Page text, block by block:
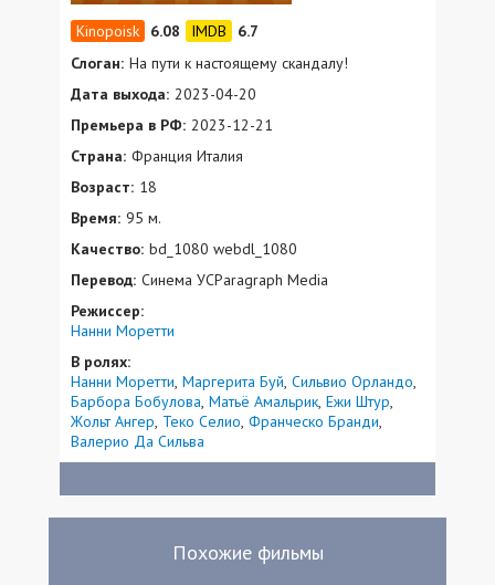
6.08
6.7
Слоган: На пути к настоящему скандалу!
Дата выхода: 2023-04-20
Премьера в РФ: 2023-12-21
Страна: Франция Италия
Возраст: 18
Время: 95 м.
Качество: bd_1080 webdl_1080
Перевод: Синема УСParagraph Media
Режиссер:
Нанни Моретти
В ролях:
Нанни Моретти Маргерита Буй Сильвио Орландо
Барбора Бобулова Матьё Амальрик Ежи Штур
Жольт Ангер Теко Селио Франческо Бранди
Валерио Да Сильва
Похожие фильмы